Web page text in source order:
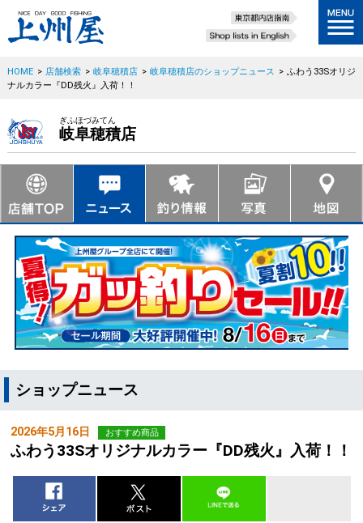
HOME > 店舗検索 > 岐阜穂積店 > 岐阜穂積店のショップニュース > ふわう33Sオリジ
ナルカラー『DD残火』入荷！！
ぎふほづみてん
岐阜穂積店
ショップニュース
2026年5月16日 おすすめ商品
ふわう33Sオリジナルカラー『DD残火』入荷！！